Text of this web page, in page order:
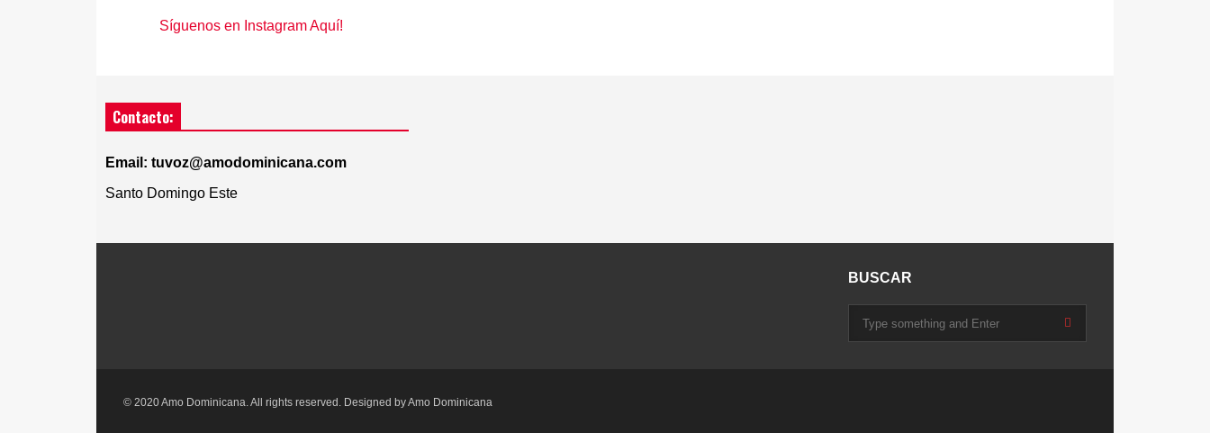
Síguenos en Instagram Aquí!
Contacto:
Email: tuvoz@amodominicana.com
Santo Domingo Este
BUSCAR
© 2020 Amo Dominicana. All rights reserved. Designed by Amo Dominicana